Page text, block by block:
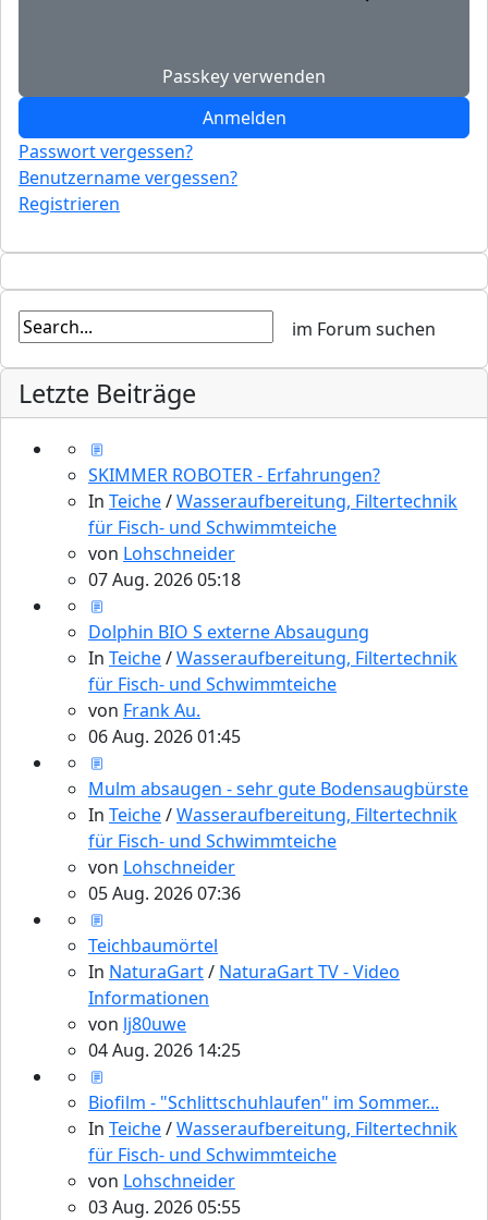
Passkey verwenden
Anmelden
Passwort vergessen?
Benutzername vergessen?
Registrieren
Letzte Beiträge
SKIMMER ROBOTER - Erfahrungen?
In Teiche/Wasseraufbereitung, Filtertechnik
für Fisch- und Schwimmteiche
von Lohschneider
07 Aug. 2026 05:18
Dolphin BIO S externe Absaugung
In Teiche/Wasseraufbereitung, Filtertechnik
für Fisch- und Schwimmteiche
von Frank Au.
06 Aug. 2026 01:45
Mulm absaugen - sehr gute Bodensaugbürste
In Teiche/Wasseraufbereitung, Filtertechnik
für Fisch- und Schwimmteiche
von Lohschneider
05 Aug. 2026 07:36
Teichbaumörtel
In NaturaGart/ NaturaGart TV - Video
Informationen
von lj80uwe
04 Aug. 2026 14:25
Biofilm - "Schlittschuhlaufen" im Sommer...
In Teiche/Wasseraufbereitung, Filtertechnik
für Fisch- und Schwimmteiche
von Lohschneider
03 Aug. 2026 05:55